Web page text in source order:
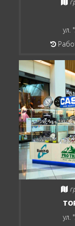
ул.
ул.